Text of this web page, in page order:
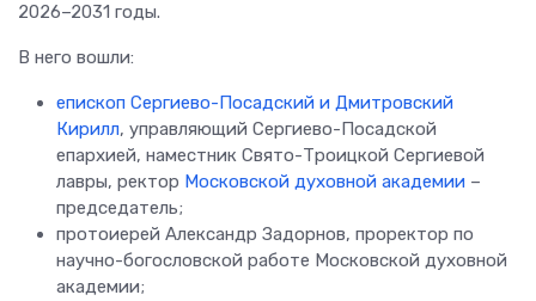
2026–2031 годы.
В него вошли:
епископ Сергиево-Посадский и Дмитровский
Кирилл, управляющий Сергиево-Посадской
епархией, наместник Свято-Троицкой Сергиевой
лавры, ректор Московской духовной академии –
председатель;
протоиерей Александр Задорнов, проректор по
научно-богословской работе Московской духовной
академии;